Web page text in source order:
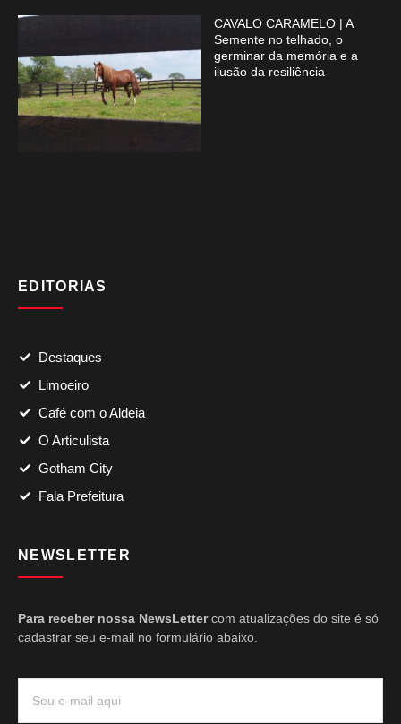
CAVALO CARAMELO | A
Semente no telhado, o
germinar da memória e a
ilusão da resiliência
EDITORIAS
Destaques
Limoeiro
Café com o Aldeia
O Articulista
Gotham City
Fala Prefeitura
NEWSLETTER
Para receber nossa NewsLettercom atualizações do site é só
cadastrar seu e-mail no formulário abaixo.